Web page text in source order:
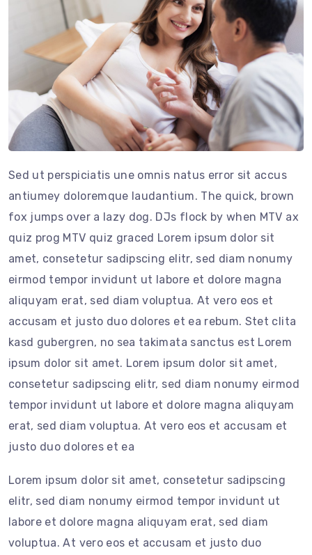
Sed ut perspiciatis une omnis natus error sit accus
antiumey doloremque laudantium. The quick, brown
fox jumps over a lazy dog. DJs flock by when MTV ax
quiz prog MTV quiz graced Lorem ipsum dolor sit
amet, consetetur sadipscing elitr, sed diam nonumy
eirmod tempor invidunt ut labore et dolore magna
aliquyam erat, sed diam voluptua. At vero eos et
accusam et justo duo dolores et ea rebum. Stet clita
kasd gubergren, no sea takimata sanctus est Lorem
ipsum dolor sit amet. Lorem ipsum dolor sit amet,
consetetur sadipscing elitr, sed diam nonumy eirmod
tempor invidunt ut labore et dolore magna aliquyam
erat, sed diam voluptua. At vero eos et accusam et
justo duo dolores et ea
Lorem ipsum dolor sit amet, consetetur sadipscing
elitr, sed diam nonumy eirmod tempor invidunt ut
labore et dolore magna aliquyam erat, sed diam
voluptua. At vero eos et accusam et justo duo